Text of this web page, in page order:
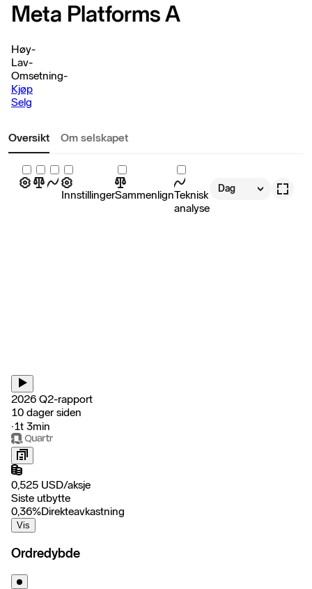
Meta Platforms A
Høy-
Lav-
Omsetning-
Kjøp
Selg
Oversikt Om selskapet
InnstillingerSammenlignTeknisk
analyse
Dag
2026 Q2-rapport
10 dager siden
‧1t 3min
0,525 USD/aksje
Siste utbytte
0,36%Direkteavkastning
Vis
Ordredybde